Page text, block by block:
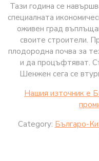
Тази година се
специалната
оживен град
своите строители.
плодородна почва за
и да процъфтяват.
Шенжен сега се
Нашия източник е
Category: Българо-